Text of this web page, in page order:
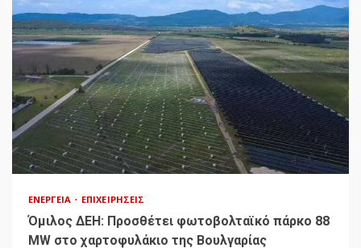
ΕΝΈΡΓΕΙΑ ΕΠΙΧΕΙΡΉΣΕΙΣ
Όμιλος ΔΕΗ: Προσθέτει φωτοβολταϊκό πάρκο 88
MW στο χαρτοφυλάκιο της Βουλγαρίας